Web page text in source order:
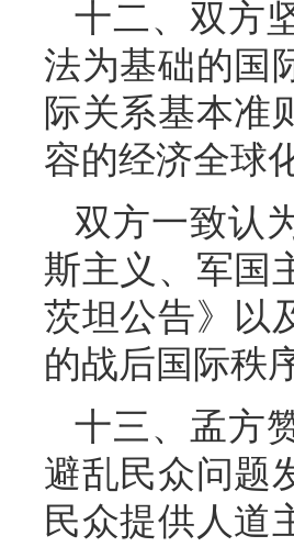
十二、双方
法为基础的国
际关系基本准
容的经济全球
双方一致认
斯主义、军国
茨坦公告》以
的战后国际秩
十三、孟方
避乱民众问题
民众提供人道